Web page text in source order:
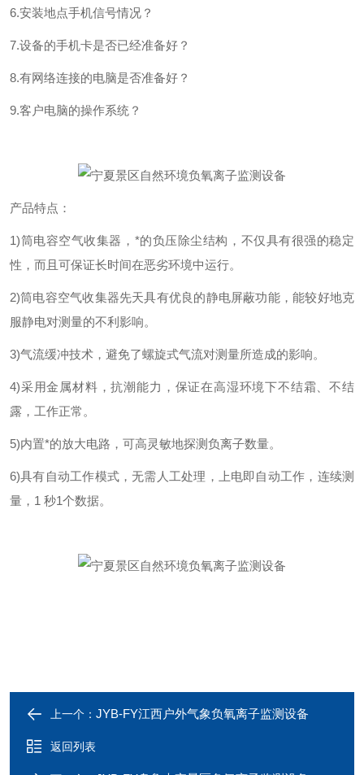
6.安装地点手机信号情况？
7.设备的手机卡是否已经准备好？
8.有网络连接的电脑是否准备好？
9.客户电脑的操作系统？
产品特点：
1)筒电容空气收集器，*的负压除尘结构，不仅具有很强的稳定
性，而且可保证长时间在恶劣环境中运行。
2)筒电容空气收集器先天具有优良的静电屏蔽功能，能较好地克
服静电对测量的不利影响。
3)气流缓冲技术，避免了螺旋式气流对测量所造成的影响。
4)采用金属材料，抗潮能力，保证在高湿环境下不结霜、不结
露，工作正常。
5)内置*的放大电路，可高灵敏地探测负离子数量。
6)具有自动工作模式，无需人工处理，上电即自动工作，连续测
量， 1 秒1个数据。
上一个： JYB-FY江西户外气象负氧离子监测设备
返回列表